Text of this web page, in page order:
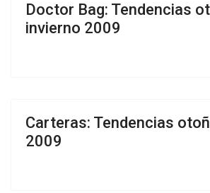
Doctor Bag: Tendencias
invierno 2009
Carteras: Tendencias
2009